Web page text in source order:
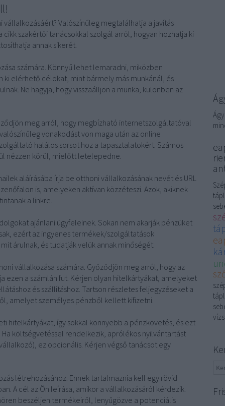
Valószínűleg megtalálhatja a javítás
szakértői tanácsokkal szolgál arról, hogyan hozhatja ki
annak sikerét.
számára. Könnyű lehet lemaradni, miközben
elérhető célokat, mint bármely más munkánál, és
Ne hagyja, hogy visszaálljon a munka, különben az
meg arról, hogy megbízható internetszolgáltatóval
vonakodást von maga után az online
halálos sorsot hoz a tapasztalatokért. Számos
nézzen körül, mielőtt letelepedne.
aláírásába írja be otthoni vállalkozásának nevét és URL
is, amelyeken aktívan közzéteszi. Azok, akiknek
a linkre.
ajánlani ügyfeleinek. Sokan nem akarják pénzüket
ezért az ingyenes termékek/szolgáltatások
árulnak, és tudatják velük annak minőségét.
vállalkozása számára. Győződjön meg arról, hogy az
ezen a számlán fut. Kérjen olyan hitelkártyákat, amelyeket
és szállításhoz. Tartson részletes feljegyzéseket a
amelyet személyes pénzből kellett kifizetni.
hitelkártyákat, így sokkal könnyebb a pénzkövetés, és ezt
költségvetéssel rendelkezik, aprólékos nyilvántartást
ez opcionális. Kérjen végső tanácsot egy
létrehozásához. Ennek tartalmaznia kell egy rövid
A cél az Ön leírása, amikor a vállalkozásáról kérdezik.
beszéljen termékeiről, lenyűgözve a potenciális